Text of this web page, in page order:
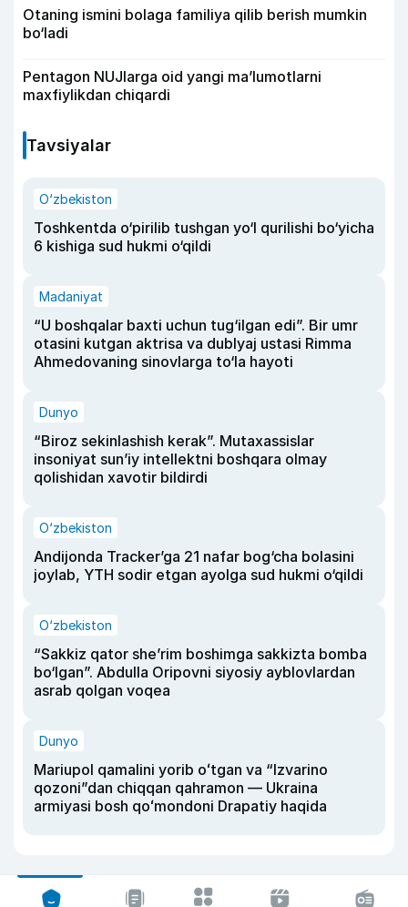
Otaning ismini bolaga familiya qilib berish mumkin
bo‘ladi
Pentagon NUJlarga oid yangi maʼlumotlarni
maxfiylikdan chiqardi
Tavsiyalar
O‘zbekiston
Toshkentda o‘pirilib tushgan yo‘l qurilishi bo‘yicha
6 kishiga sud hukmi o‘qildi
Madaniyat
“U boshqalar baxti uchun tug‘ilgan edi”. Bir umr
otasini kutgan aktrisa va dublyaj ustasi Rimma
Ahmedovaning sinovlarga to‘la hayoti
Dunyo
“Biroz sekinlashish kerak”. Mutaxassislar
insoniyat sun’iy intellektni boshqara olmay
qolishidan xavotir bildirdi
O‘zbekiston
Andijonda Tracker’ga 21 nafar bog‘cha bolasini
joylab, YTH sodir etgan ayolga sud hukmi o‘qildi
O‘zbekiston
“Sakkiz qator she’rim boshimga sakkizta bomba
bo‘lgan”. Abdulla Oripovni siyosiy ayblovlardan
asrab qolgan voqea
Dunyo
Mariupol qamalini yorib oʻtgan va “Izvarino
qozoni”dan chiqqan qahramon — Ukraina
armiyasi bosh qoʻmondoni Drapatiy haqida